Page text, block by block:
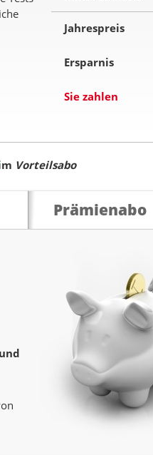
Jahrespreis
Ersparnis
Sie zahlen
Vorteilsabo
Prämienabo